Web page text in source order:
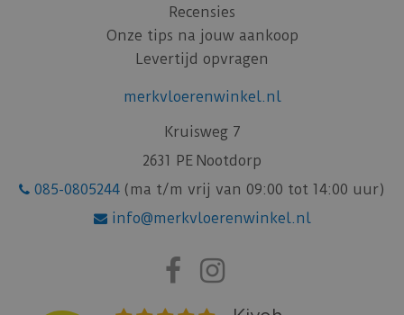
Recensies
Onze tips na jouw aankoop
Levertijd opvragen
merkvloerenwinkel.nl
Kruisweg 7
2631 PE Nootdorp
085-0805244 (ma t/m vrij van 09:00 tot 14:00 uur)
info@merkvloerenwinkel.nl